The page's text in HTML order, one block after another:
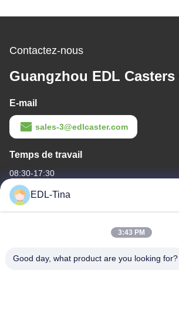
Contactez-nous
Guangzhou EDL
E-mail
sales-3@edlcaster.com
Temps de travail
08:30-17:30
Notre adresse
Chambre 1003, le port international des
EDL-Tina
3:43 PM
Good day, what product are you looking for?